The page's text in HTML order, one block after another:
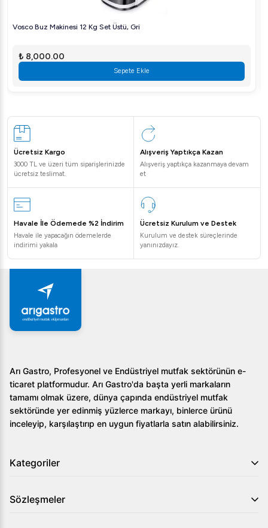
Vosco Buz Makinesi 12 Kg Set Üstü, Gri
₺ 8,000.00
Sepete Ekle
Ücretsiz Kargo
3000 TL ve üzeri tüm siparişlerinizde
ücretsiz teslimat.
Alışveriş Yaptıkça Kazan
Alışveriş yaptıkça kazanmaya devam
et
Havale İle Ödemede %2 İndirim
Havale ile yapacağın ödemelerde
indirimi yakala
Ücretsiz Kurulum ve Destek
Kurulum ve destek süreçlerinde
yanınızdayız.
Arı Gastro, Profesyonel ve Endüstriyel mutfak sektörünün e-
ticaret platformudur. Arı Gastro'da başta yerli markaların
tamamı olmak üzere, dünya çapında endüstriyel mutfak
sektöründe yer edinmiş yüzlerce markayı, binlerce ürünü
inceleyip, karşılaştırıp en uygun fiyatlarla satın alabilirsiniz.
Kategoriler
Sözleşmeler